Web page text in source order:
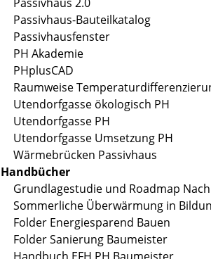
Passivhaus-Bauteilkatalog
Passivhausfenster
PH Akademie
PHplusCAD
Raumweise
Utendorfgasse ökologisch PH
Utendorfgasse PH
Utendorfgasse Umsetzung PH
Wärmebrücken Passivhaus
Handbücher
Grundlagestudie und Roadmap
Sommerliche Überwärmung in
Folder Energiesparend Bauen
Folder Sanierung Baumeister
Handbuch EFH PH Baumeister